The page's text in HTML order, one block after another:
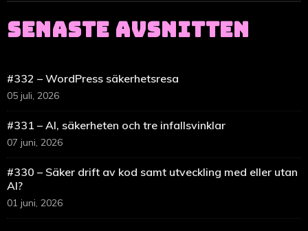
SENASTE AVSNITTEN
#332 – WordPress säkerhetsresa
05 juli, 2026
#331 – AI, säkerheten och tre infallsvinklar
07 juni, 2026
#330 – Säker drift av kod samt utveckling med eller utan
AI?
01 juni, 2026